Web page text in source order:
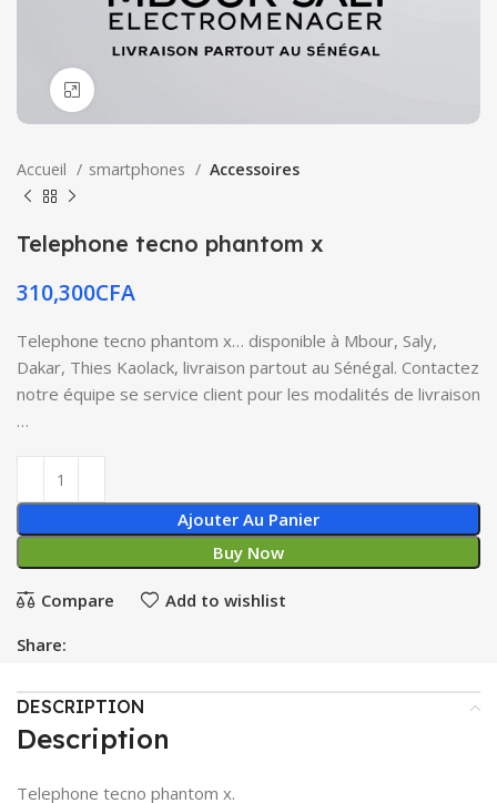
Accueil smartphones Accessoires
Telephone tecno phantom x
310,300CFA
Telephone tecno phantom x… disponible à Mbour, Saly,
Dakar, Thies Kaolack, livraison partout au Sénégal. Contactez
notre équipe se service client pour les modalités de livraison
…
Ajouter Au Panier
Buy Now
Compare Add to wishlist
Share:
DESCRIPTION
Description
Telephone tecno phantom x.